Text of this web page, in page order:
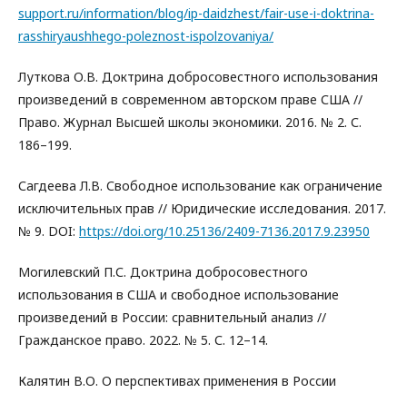
support.ru/information/blog/ip-daidzhest/fair-use-i-doktrina-
rasshiryaushhego-poleznost-ispolzovaniya/
Луткова О.В. Доктрина добросовестного использования
произведений в современном авторском праве США //
Право. Журнал Высшей школы экономики. 2016. № 2. С.
186–199.
Сагдеева Л.В. Свободное использование как ограничение
исключительных прав // Юридические исследования. 2017.
№ 9. DOI: https://doi.org/10.25136/2409-7136.2017.9.23950
Могилевский П.С. Доктрина добросовестного
использования в США и свободное использование
произведений в России: сравнительный анализ //
Гражданское право. 2022. № 5. С. 12–14.
Калятин В.О. О перспективах применения в России